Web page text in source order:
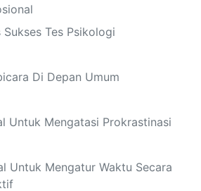
Sukses Tes Psikologi
Di Depan Umum
Untuk Mengatasi Prokrastinasi
Untuk Mengatur Waktu Secara